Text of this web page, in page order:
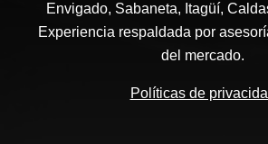
Envigado, Sabaneta, Itagüí,
Experiencia respaldada por
del mercado.
Políticas de